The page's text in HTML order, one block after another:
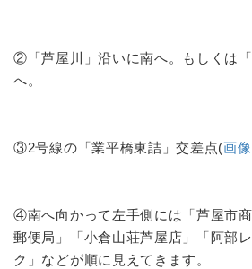
②「芦屋川」沿いに南へ。もしくは
へ。
③2号線の「業平橋東詰」交差点(画像
④南へ向かって左手側には「芦屋市
郵便局」「小倉山荘芦屋店」「阿部
ク」などが順に見えてきます。